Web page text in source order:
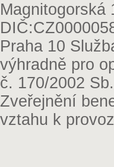
Magnitogorská
Praha 10
výhradně pro
č. 170/2002
Zveřejnění
vztahu k